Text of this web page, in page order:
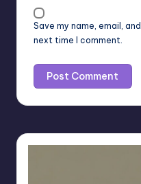
Save my name, email,
next time I comment.